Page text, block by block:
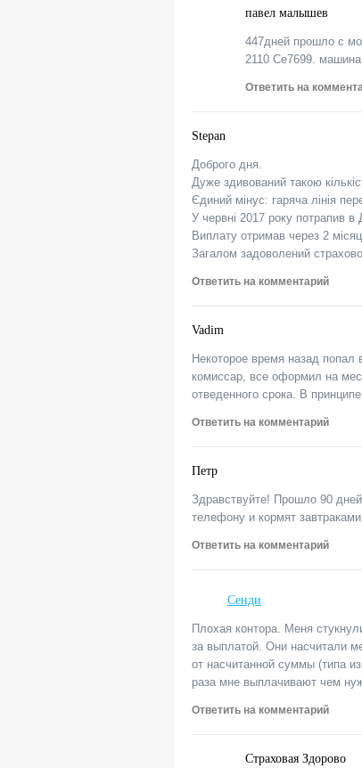
павел малышев
447дней прошло с
2110 Се7699.
Ответить на
Stepan
Доброго дня.
Дуже здивований такою
Єдиний мінус: гаряча лінія
У червні 2017 року потрапив в
Виплату отримав через 2
Загалом задоволений
Ответить на комментарий
Vadim
Некоторое время назад
комиссар, все оформил на
отведенного срока. В
Ответить на комментарий
Петр
Здравствуйте! Прошло 90
телефону и кормят
Ответить на комментарий
Сенди
Плохая контора. Меня
за выплатой. Они насчитали
от насчитанной суммы (типа
раза мне выплачивают чем
Ответить на комментарий
Страховая Здорово